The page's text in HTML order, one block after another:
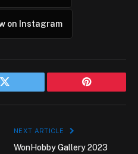
on Instagram
Twitter Pinterest
NEXT ARTICLE
WonHobby Gallery 2023